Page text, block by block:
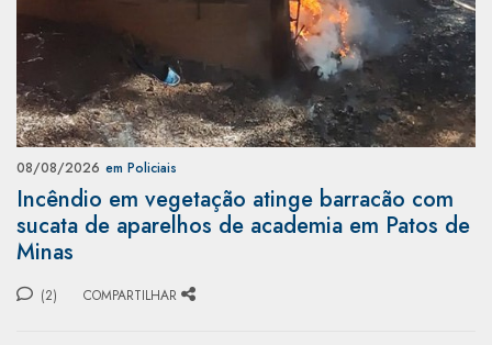
08/08/2026 em Policiais
Incêndio em vegetação atinge barracão com
sucata de aparelhos de academia em Patos de
Minas
(2) COMPARTILHAR